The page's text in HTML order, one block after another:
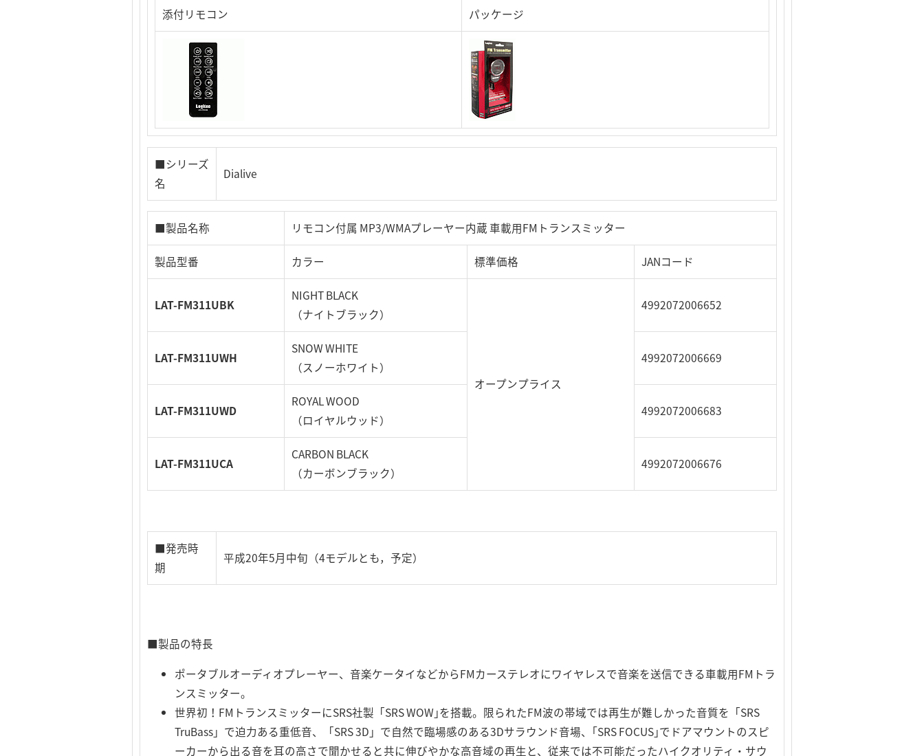
添付リモコン パッケージ
■シリーズ
名
Dialive
■製品名称 リモコン付属 MP3/WMAプレーヤー内蔵 車載用FMトランスミッター
製品型番 カラー 標準価格 JANコード
LAT-FM311UBK
NIGHT BLACK
（ナイトブラック）
オープンプライス
4992072006652
LAT-FM311UWH
SNOW WHITE
（スノーホワイト）
4992072006669
LAT-FM311UWD
ROYAL WOOD
（ロイヤルウッド）
4992072006683
LAT-FM311UCA
CARBON BLACK
（カーボンブラック）
4992072006676
■発売時
期
平成20年5月中旬（4モデルとも，予定）
■製品の特長
ポータブルオーディオプレーヤー、音楽ケータイなどからFMカーステレオにワイヤレスで音楽を送信できる車載用FMトラ
ンスミッター。
世界初！FMトランスミッターにSRS社製「SRS WOW｣を搭載。限られたFM波の帯域では再生が難しかった音質を「SRS
TruBass」で迫力ある重低音、「SRS 3D」で自然で臨場感のある3Dサラウンド音場、｢SRS FOCUS｣でドアマウントのスピ
ーカーから出る音を耳の高さで聞かせると共に伸びやかな高音域の再生と、従来では不可能だったハイクオリティ・サウ